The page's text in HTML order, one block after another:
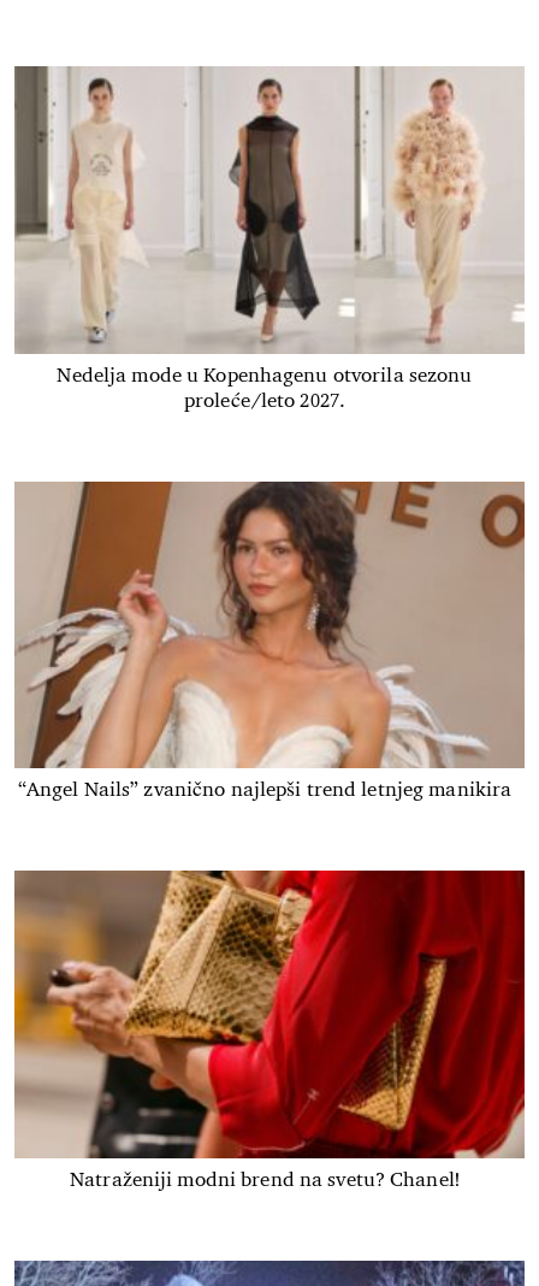
Nedelja mode u Kopenhagenu otvorila sezonu
proleće/leto 2027.
“Angel Nails” zvanično najlepši trend letnjeg manikira
Natraženiji modni brend na svetu? Chanel!